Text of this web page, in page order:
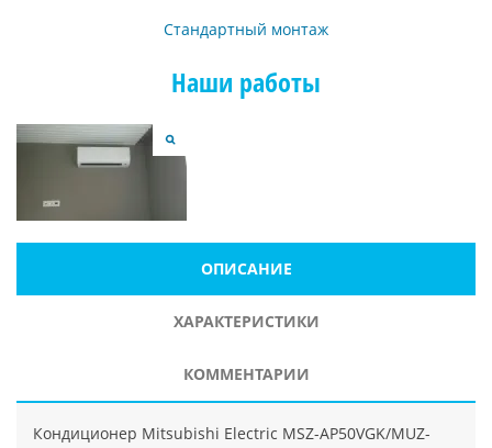
Стандартный монтаж
Наши работы
ОПИСАНИЕ
ХАРАКТЕРИСТИКИ
КОММЕНТАРИИ
Кондиционер Mitsubishi Electric MSZ-AP50VGK/MUZ-